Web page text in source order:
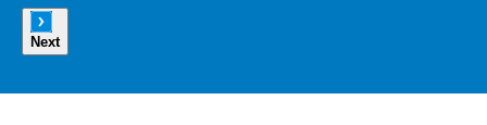
Next